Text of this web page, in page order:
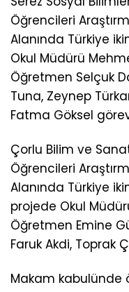
Öğrencileri
Alanında Türkiye
Okul Müdürü
Öğretmen Selçuk
Tuna, Zeynep
Fatma Göksel
Çorlu Bilim ve
Öğrencileri
Alanında Türkiye
projede Okul
Öğretmen Emine
Faruk Akdi, Toprak
Makam kabulünde